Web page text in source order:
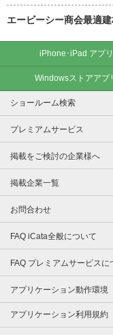
エービーシー商会最適
iPhone･iPad アプリ
Windowsストアアプ
ショールーム検索
プレミアムサービス
掲載をご検討の企業様へ
掲載企業一覧
お問合わせ
FAQ iCata全般について
FAQ プレミアムサービスに
アプリケーション動作環境
アプリケーション利用規約